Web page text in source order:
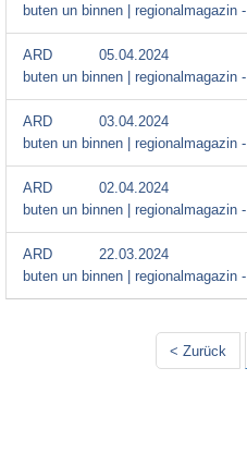
buten un binnen | regionalmagazin -
ARD
05.04.2024
buten un binnen | regionalmagazin -
ARD
03.04.2024
buten un binnen | regionalmagazin -
ARD
02.04.2024
buten un binnen | regionalmagazin -
ARD
22.03.2024
buten un binnen | regionalmagazin -
< Zurück